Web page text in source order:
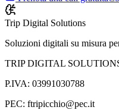
Trip Digital Solutions
Soluzioni digitali su misura
TRIP DIGITAL
P.IVA: 03991030788
PEC: ftripicchio@pec.it